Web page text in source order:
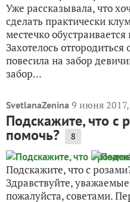
Уже рассказывала, что
сделать практически
местечко
Захотелось
повесила на забор
забор...
SvetlanaZenina 9 июня
Подскажите, что с
помочь? 8
Подскажите, что с
Здравствуйте,
пожалуйста, советами.